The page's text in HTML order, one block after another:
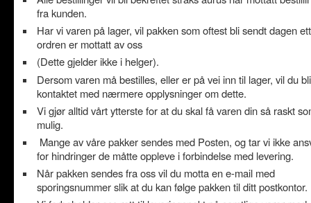
fra kunden.
Har vi varen på lager, vil pakken som oftest bli sendt dagen
ordren er mottatt av oss
(Dette gjelder ikke i helger).
Dersom varen må bestilles, eller er på vei inn til lager, vil du bli
kontaktet med nærmere opplysninger om dette.
Vi gjør alltid vårt ytterste for at du skal få varen din så raskt
mulig.
Mange av våre pakker sendes med Posten, og tar vi ikke
for hindringer de måtte oppleve i forbindelse med levering.
Når pakken sendes fra oss vil du motta en e-mail med
sporingsnummer slik at du kan følge pakken til ditt postkontor.